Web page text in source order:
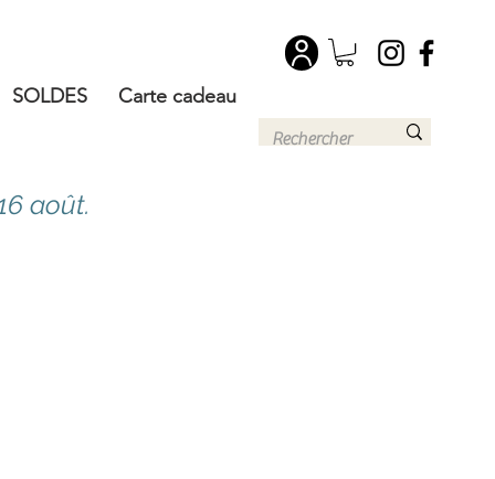
SOLDES Carte cadeau
août.